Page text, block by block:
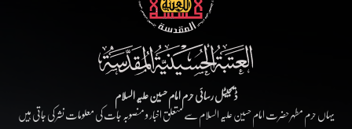
ڈیجیٹل رسائی حرم امام حسین علیہ السلام
یہاں حرم مطہر حضرت امام حسین علیہ السلام سے متعلق اخبار و منصوبہ جات کی معلومات نشر کی جاتی ہیں